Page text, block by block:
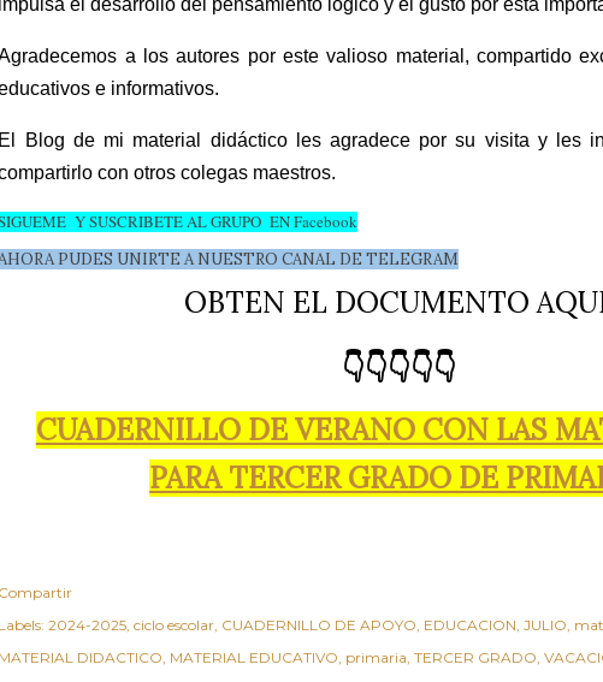
a los autores por este valioso material, compartido
e informativos.
Blog de mi material didáctico les agradece por su visita y les
con otros colegas maestros.
Y SUSCRIBETE AL GRUPO EN Facebook
PUDES UNIRTE A NUESTRO CANAL DE TELEGRAM
OBTEN EL DOCUMENTO
👇👇👇👇👇
CUADERNILLO DE VERANO CON LAS
PARA TERCER GRADO DE
2024-2025 ciclo escolar CUADERNILLO DE APOYO EDUCACION JULIO
DIDACTICO MATERIAL EDUCATIVO primaria TERCER GRADO